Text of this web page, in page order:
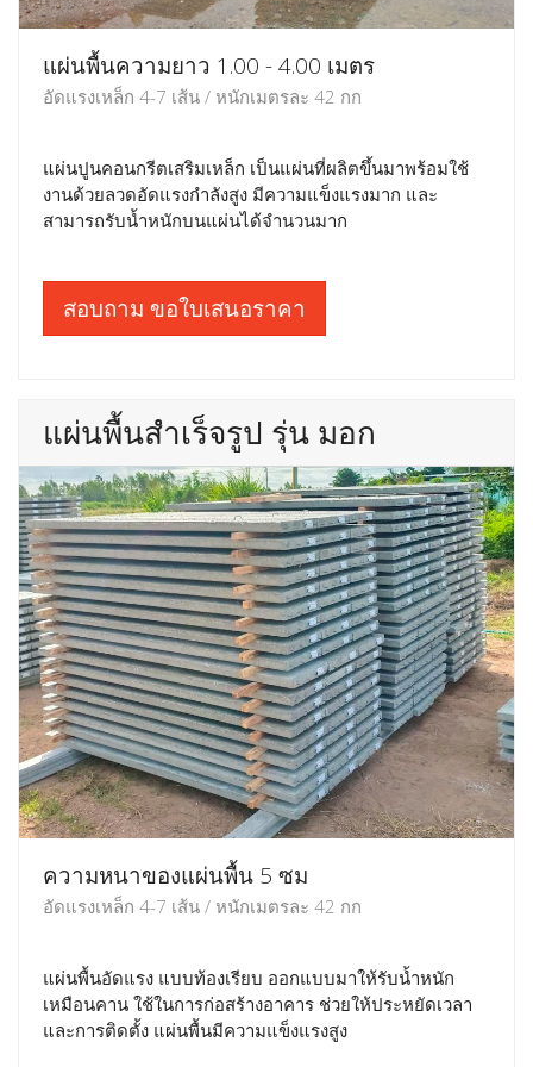
แผ่นพื้นความยาว 1.00 - 4.00 เมตร
อัดแรงเหล็ก 4-7 เส้น / หนักเมตรละ 42 กก
แผ่นปูนคอนกรีตเสริมเหล็ก เป็นแผ่นที่ผลิตขึ้นมาพร้อมใช้
งานด้วยลวดอัดแรงกำลังสูง มีความแข็งแรงมาก และ
สามารถรับน้ำหนักบนแผ่นได้จำนวนมาก
สอบถาม ขอใบเสนอราคา
แผ่นพื้นสำเร็จรูป รุ่น มอก
ความหนาของแผ่นพื้น 5 ซม
อัดแรงเหล็ก 4-7 เส้น / หนักเมตรละ 42 กก
แผ่นพื้นอัดแรง แบบท้องเรียบ ออกแบบมาให้รับน้ำหนัก
เหมือนคาน ใช้ในการก่อสร้างอาคาร ช่วยให้ประหยัดเวลา
และการติดตั้ง แผ่นพื้นมีความแข็งแรงสูง